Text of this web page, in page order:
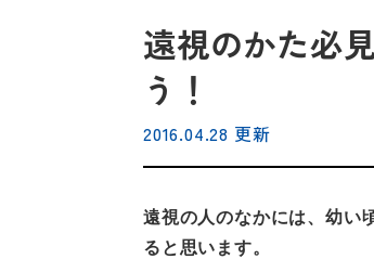
遠視のかた必
う！
2016.04.28 更新
遠視の人のなかには、幼い
ると思います。